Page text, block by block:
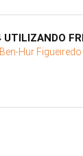
UTILIZANDO
Hur Figueiredo